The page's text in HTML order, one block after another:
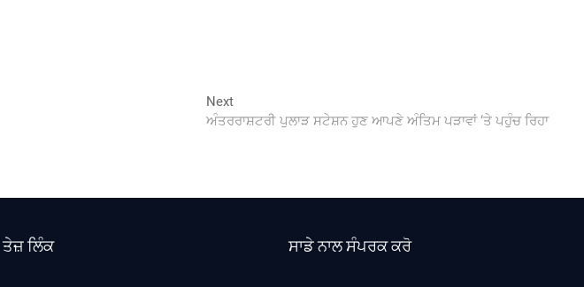
NextNext
post:
ਅੰਤਰਰਾਸ਼ਟਰੀ ਪੁਲਾੜ ਸਟੇਸ਼ਨ ਹੁਣ ਆਪਣੇ ਅੰਤਿਮ ਪੜਾਵਾਂ ‘ਤੇ ਪਹੁੰਚ ਰਿਹਾ
ਤੇਜ਼ ਲਿੰਕ ਸਾਡੇ ਨਾਲ ਸੰਪਰਕ ਕਰੋ